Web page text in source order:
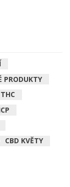
PRODUKTY
THC
CBD KVĚTY